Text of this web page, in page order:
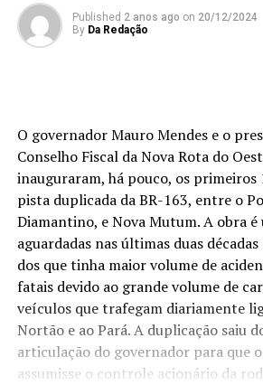
Published 2 anos ago on 20/12/2024
By Da Redação
O governador Mauro Mendes e o
Conselho Fiscal da Nova Rota do
inauguraram, há pouco, os
pista duplicada da BR-163, entre o
Diamantino, e Nova Mutum. A obra é
aguardadas nas últimas duas
dos que tinha maior volume de
fatais devido ao grande volume de
veículos que trafegam diariamente
Nortão e ao Pará. A duplicação saiu
articulação do governador para que
assumisse o controle acionário da